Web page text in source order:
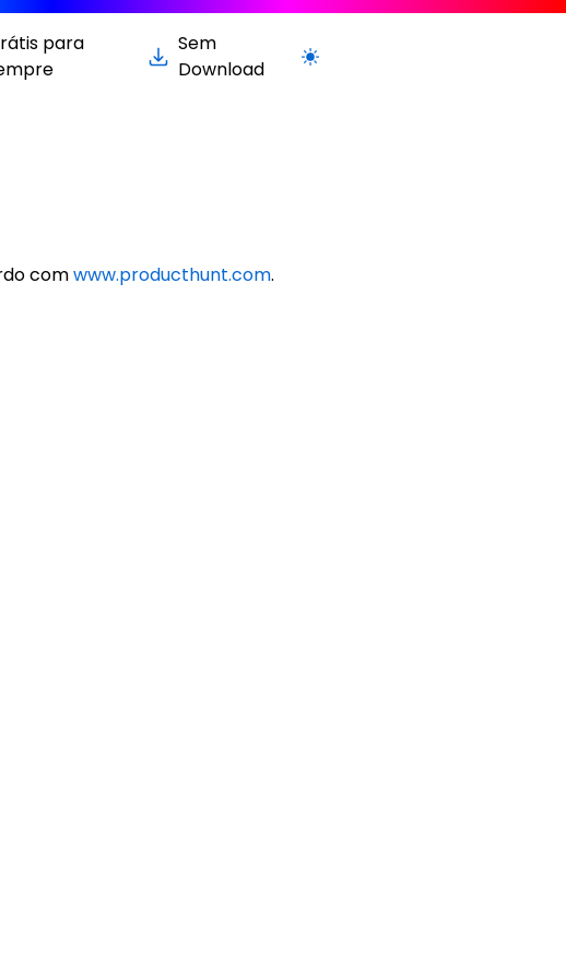
para
Sem
Download
Alternar para versão clara / escura
comwww.producthunt.com.